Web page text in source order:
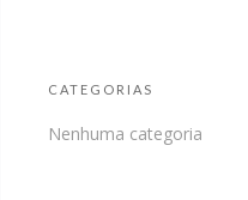
CATEGORIAS
Nenhuma categoria